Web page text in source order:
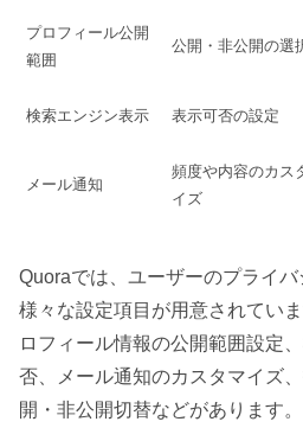
プロフィール公開
範囲
公開・非公開の選
検索エンジン表示 表示可否の設定
メール通知
頻度や内容のカス
イズ
Quoraでは、ユーザーのプライ
様々な設定項目が用意されてい
ロフィール情報の公開範囲設定
否、メール通知のカスタマイズ
開・非公開切替などがあります